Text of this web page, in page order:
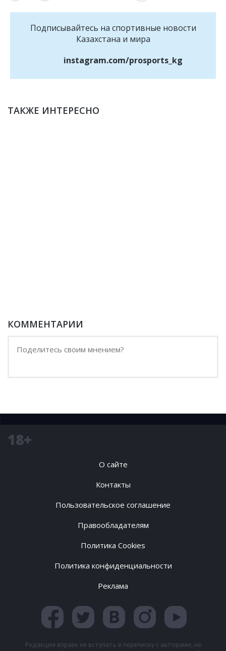
Подписывайтесь на cпортивные новости
Казахстана и мира
instagram.com/prosports_kg
ТАКЖЕ ИНТЕРЕСНО
КОММЕНТАРИИ
;
18+
О сайте
Контакты
Пользовательское соглашение
Правообладателям
Политика Cookies
Политика конфиденциальности
Реклама
Редакция вправе не вступать в переписку с авторами, не